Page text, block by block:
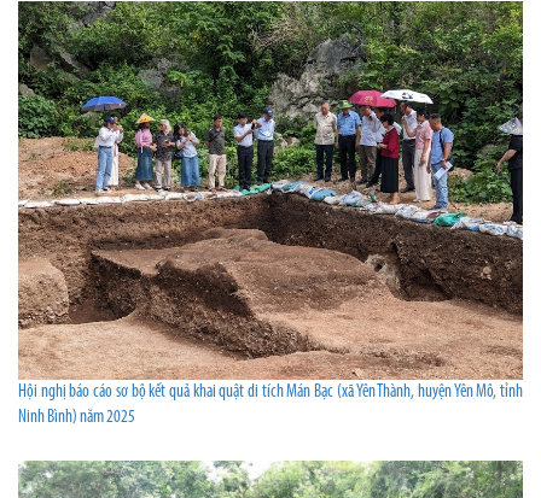
Hội nghị báo cáo sơ bộ kết quả khai quật di tích Mán Bạc (xã Yên Thành, huyện Yên Mô, tỉnh
Ninh Bình) năm 2025